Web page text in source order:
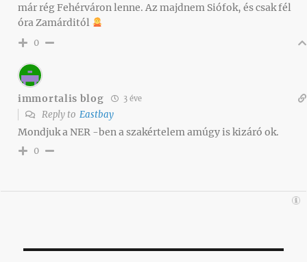
már rég Fehérváron lenne. Az majdnem Siófok, és csak fél
óra Zamárditól
0
immortalis blog 3 éve
Reply to Eastbay
Mondjuk a NER -ben a szakértelem amúgy is kizáró ok.
0